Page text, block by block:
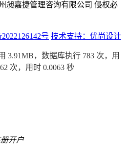
昶嘉捷管理咨询有限公司 侵权必
号 技术支持：优尚设计
3.91MB，数据库执行 783 次，用
次，用时 0.0063 秒
开户